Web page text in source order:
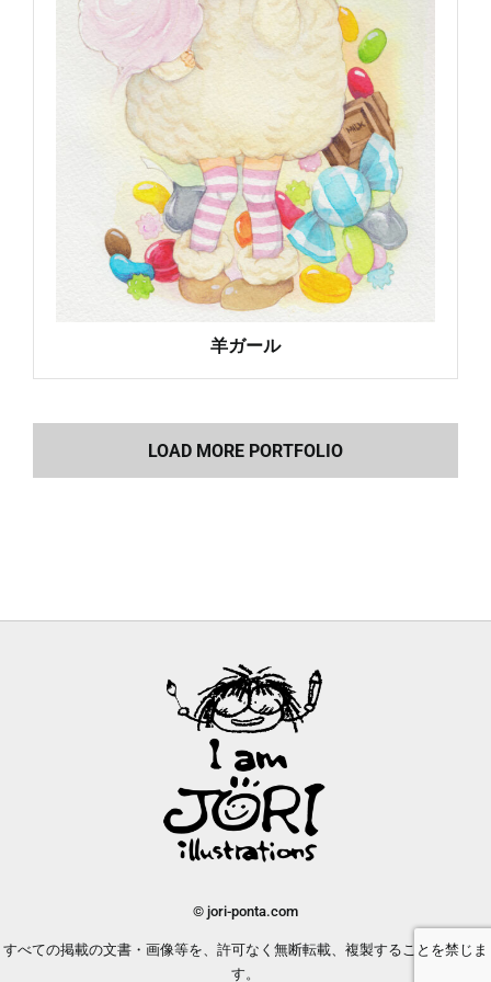
羊ガール
LOAD MORE PORTFOLIO
© jori-ponta.com
すべての掲載の文書・画像等を、許可なく無断転載、複製することを禁じま
す。